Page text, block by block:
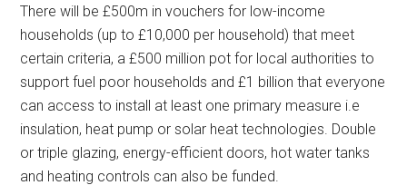
There will be £500m in vouchers for low-income
households (up to £10,000 per household) that meet
certain criteria, a £500 million pot for local authorities to
support fuel poor households and £1 billion that everyone
can access to install at least one primary measure i.e
insulation, heat pump or solar heat technologies. Double
or triple glazing, energy-efficient doors, hot water tanks
and heating controls can also be funded.